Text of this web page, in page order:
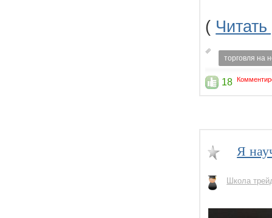
(
торговля на
18
Я
Школа